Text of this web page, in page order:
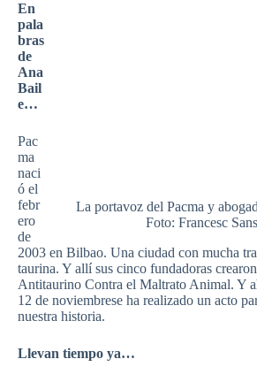
La portavoz del Pacma y
Foto: Francesc Sans
En
pala
bras
de
Ana
Bail
e…
Pac
ma
naci
ó el
febr
ero
de
2003 en Bilbao. Una ciudad con mucha
taurina. Y allí sus cinco fundadoras
Antitaurino Contra el Maltrato Animal. Y
12 de noviembrese ha realizado un acto
nuestra historia.
Llevan tiempo ya…